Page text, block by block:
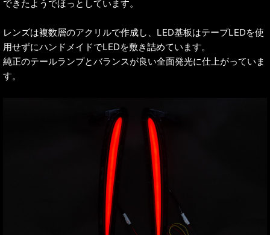
できたようでほっとしています。
レンズは複数層のアクリルで作成し、LED基板はテープLEDを使
用せずにハンドメイドでLEDを敷き詰めています。
純正のテールランプとバランスが良い全面発光に仕上がっていま
す。